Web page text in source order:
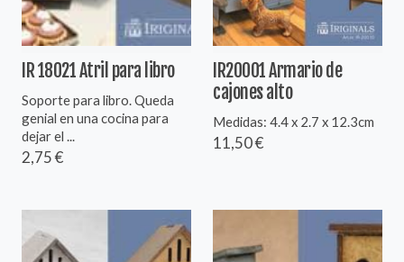
IR 18021 Atril para libro
Soporte para libro. Queda
genial en una cocina para
dejar el ...
2,75 €
IR20001 Armario de
cajones alto
Medidas: 4.4 x 2.7 x 12.3cm
11,50 €